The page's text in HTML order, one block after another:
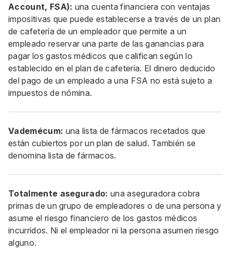
Account, FSA): una cuenta financiera con ventajas
impositivas que puede establecerse a través de un plan
de cafetería de un empleador que permite a un
empleado reservar una parte de las ganancias para
pagar los gastos médicos que califican según lo
establecido en el plan de cafetería. El dinero deducido
del pago de un empleado a una FSA no está sujeto a
impuestos de nómina.
Vademécum: una lista de fármacos recetados que
están cubiertos por un plan de salud. También se
denomina lista de fármacos.
Totalmente asegurado: una aseguradora cobra
primas de un grupo de empleadores o de una persona y
asume el riesgo financiero de los gastos médicos
incurridos. Ni el empleador ni la persona asumen riesgo
alguno.